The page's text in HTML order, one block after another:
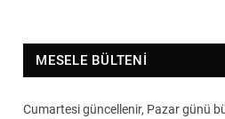
MESELE BÜLTENI
Cumartesi güncellenir, Pazar günü